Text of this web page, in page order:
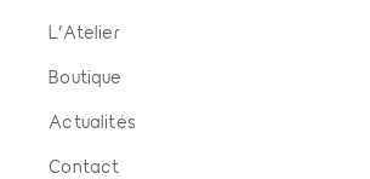
L’Atelier
Boutique
Actualités
Contact